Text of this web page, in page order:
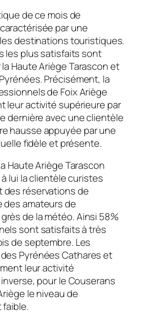
de ce mois de
par une
destinations touristiques.
les plus satisfaits sont
Haute Ariège Tarascon et
Précisément, la
de Foix Ariège
leur activité supérieure par
dernière avec une clientèle
hausse appuyée par une
fidèle et présente.
Haute Ariège Tarascon
lui la clientèle curistes
des réservations de
des amateurs de
de la météo. Ainsi 58%
sont satisfaits à très
de septembre. Les
Pyrénées Cathares et
leur activité
pour le Couserans
le niveau de